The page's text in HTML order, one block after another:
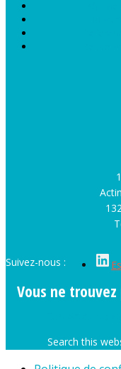
Suivez-nous :
Vous ne
Search this